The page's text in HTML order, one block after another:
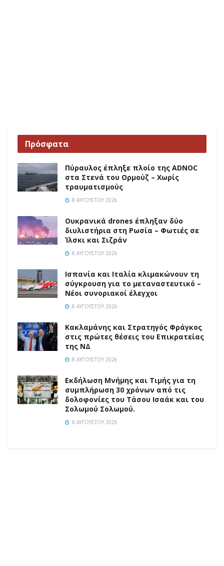
Πρόσφατα
Πύραυλος έπληξε πλοίο της ADNOC
στα Στενά του Ορμούζ – Χωρίς
τραυματισμούς
8 ΑΥΓΟΎΣΤΟΥ 2026
Ουκρανικά drones έπληξαν δύο
διυλιστήρια στη Ρωσία – Φωτιές σε
Ίλσκι και Σιζράν
8 ΑΥΓΟΎΣΤΟΥ 2026
Ισπανία και Ιταλία κλιμακώνουν τη
σύγκρουση για το μεταναστευτικό –
Νέοι συνοριακοί έλεγχοι
8 ΑΥΓΟΎΣΤΟΥ 2026
Κακλαμάνης και Στρατηγός Φράγκος
στις πρώτες θέσεις του Επικρατείας
της ΝΔ
8 ΑΥΓΟΎΣΤΟΥ 2026
Εκδήλωση Μνήμης και Τιμής για τη
συμπλήρωση 30 χρόνων από τις
δολοφονίες του Τάσου Ισαάκ και του
Σολωμού Σολωμού.
8 ΑΥΓΟΎΣΤΟΥ 2026